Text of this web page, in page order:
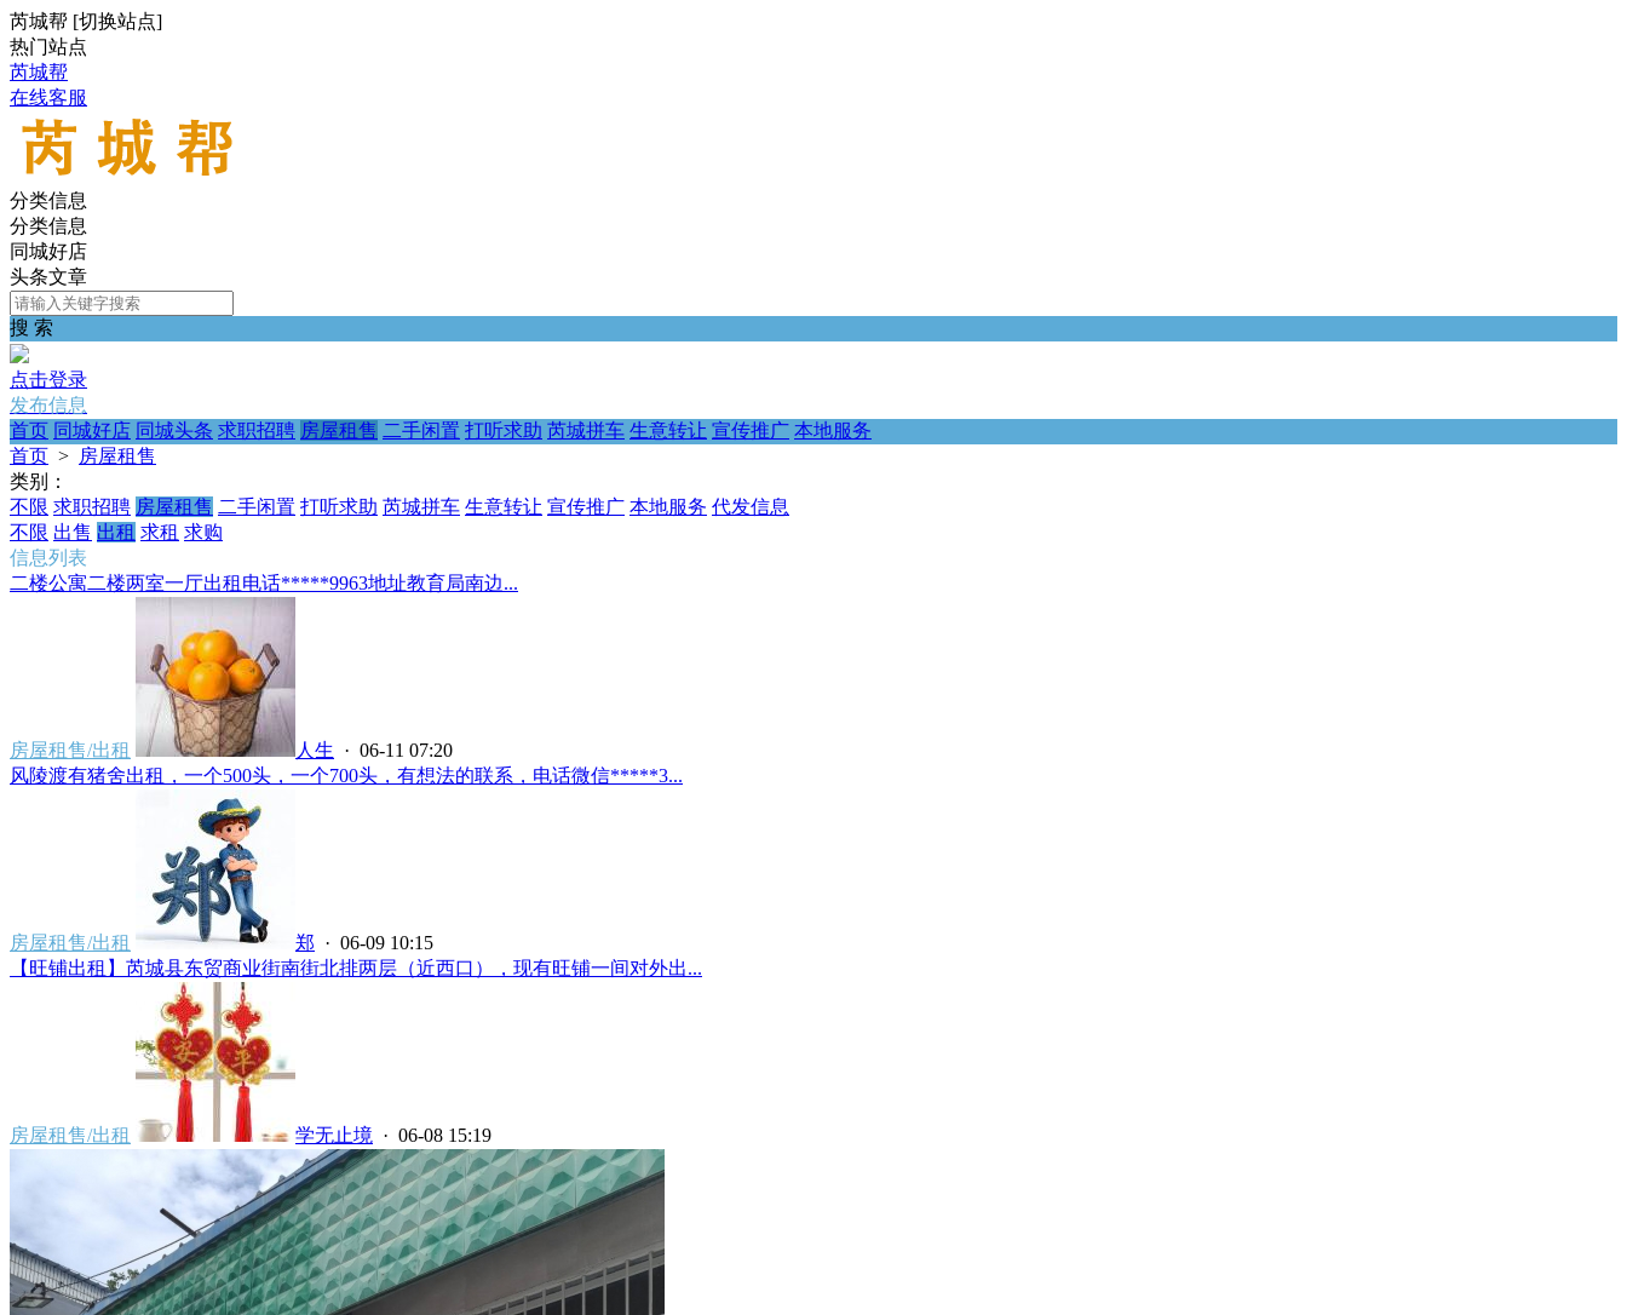
芮城帮 [切换站点]
热门站点
芮城帮
在线客服
分类信息
分类信息
同城好店
头条文章
搜 索
点击登录
发布信息
首页 同城好店 同城头条 求职招聘 房屋租售 二手闲置 打听求助 芮城拼车 生意转让 宣传推广 本地服务
首页 > 房屋租售
类别：
不限 求职招聘 房屋租售 二手闲置 打听求助 芮城拼车 生意转让 宣传推广 本地服务 代发信息
不限 出售 出租 求租 求购
信息列表
二楼公寓二楼两室一厅出租电话*****9963地址教育局南边...
房屋租售/出租 人生 · 06-11 07:20
风陵渡有猪舍出租，一个500头，一个700头，有想法的联系，电话微信*****3...
房屋租售/出租 郑 · 06-09 10:15
【旺铺出租】芮城县东贸商业街南街北排两层（近西口），现有旺铺一间对外出...
房屋租售/出租 学无止境 · 06-08 15:19